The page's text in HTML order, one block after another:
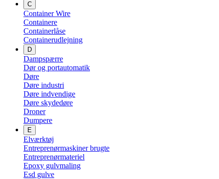
C
Container Wire
Containere
Containerlåse
Containerudlejning
D
Dampspærre
Dør og portautomatik
Døre
Døre industri
Døre indvendige
Døre skydedøre
Droner
Dumpere
E
Elværktøj
Entreprenørmaskiner brugte
Entreprenørmateriel
Epoxy gulvmaling
Esd gulve